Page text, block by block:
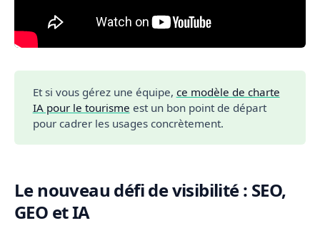
Et si vous gérez une équipe, ce modèle de charte
IA pour le tourisme est un bon point de départ
pour cadrer les usages concrètement.
Le nouveau défi de visibilité : SEO,
GEO et IA